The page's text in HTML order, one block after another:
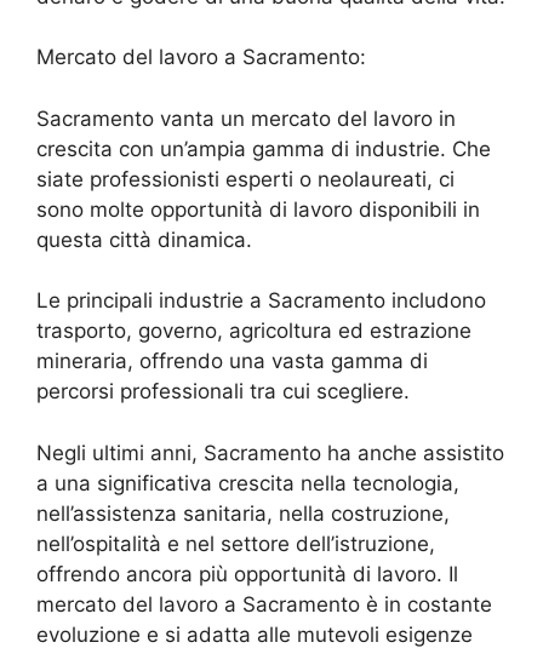
Mercato del lavoro a Sacramento:
Sacramento vanta un mercato del lavoro in
crescita con un’ampia gamma di industrie. Che
siate professionisti esperti o neolaureati, ci
sono molte opportunità di lavoro disponibili in
questa città dinamica.
Le principali industrie a Sacramento includono
trasporto, governo, agricoltura ed estrazione
mineraria, offrendo una vasta gamma di
percorsi professionali tra cui scegliere.
Negli ultimi anni, Sacramento ha anche assistito
a una significativa crescita nella tecnologia,
nell’assistenza sanitaria, nella costruzione,
nell’ospitalità e nel settore dell’istruzione,
offrendo ancora più opportunità di lavoro. Il
mercato del lavoro a Sacramento è in costante
evoluzione e si adatta alle mutevoli esigenze